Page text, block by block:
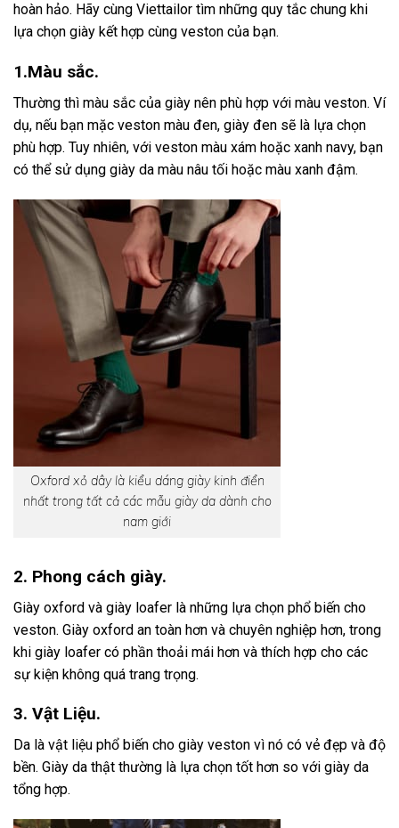
hoàn hảo. Hãy cùng Viettailor tìm những quy tắc chung khi
lựa chọn giày kết hợp cùng veston của bạn.
1.Màu sắc.
Thường thì màu sắc của giày nên phù hợp với màu veston. Ví
dụ, nếu bạn mặc veston màu đen, giày đen sẽ là lựa chọn
phù hợp. Tuy nhiên, với veston màu xám hoặc xanh navy, bạn
có thể sử dụng giày da màu nâu tối hoặc màu xanh đậm.
Oxford xỏ dây là kiểu dáng giày kinh điển
nhất trong tất cả các mẫu giày da dành cho
nam giới
2. Phong cách giày.
Giày oxford và giày loafer là những lựa chọn phổ biến cho
veston. Giày oxford an toàn hơn và chuyên nghiệp hơn, trong
khi giày loafer có phần thoải mái hơn và thích hợp cho các
sự kiện không quá trang trọng.
3. Vật Liệu.
Da là vật liệu phổ biến cho giày veston vì nó có vẻ đẹp và độ
bền. Giày da thật thường là lựa chọn tốt hơn so với giày da
tổng hợp.